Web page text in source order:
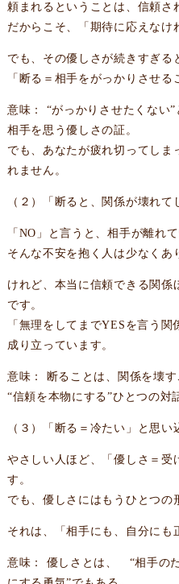
頼まれるということは、信頼さ
だからこそ、「期待に応えなけ
でも、その優しさが続きすぎる
「断る＝相手をがっかりさせる
意味： “がっかりさせたくない”
相手を思う優しさの証。
でも、あなたが疲れ切ってしま
れません。
（２）「断ると、関係が壊れ
「NO」と言うと、相手が離れ
そんな不安を抱く人は少なくあ
けれど、本当に信頼できる関係
です。
「無理をしてまでYESを言う
成り立っています。
意味： 断ることは、関係を壊す
“信頼を本物にする”ひとつの対
（３）「断る＝冷たい」と思い
やさしい人ほど、「優しさ＝受
す。
でも、優しさにはもうひとつの
それは、「相手にも、自分にも
意味： 優しさとは、 “相手の